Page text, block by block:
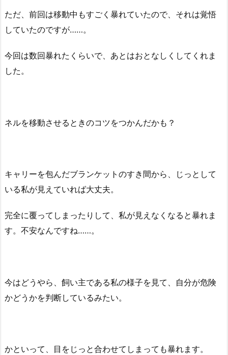
ただ、前回は移動中もすごく暴れていたので、それは覚悟
していたのですが……。
今回は数回暴れたくらいで、あとはおとなしくしてくれま
した。
ネルを移動させるときのコツをつかんだかも？
キャリーを包んだブランケットのすき間から、じっとして
いる私が見えていれば大丈夫。
完全に覆ってしまったりして、私が見えなくなると暴れま
す。不安なんですね……。
今はどうやら、飼い主である私の様子を見て、自分が危険
かどうかを判断しているみたい。
かといって、目をじっと合わせてしまっても暴れます。